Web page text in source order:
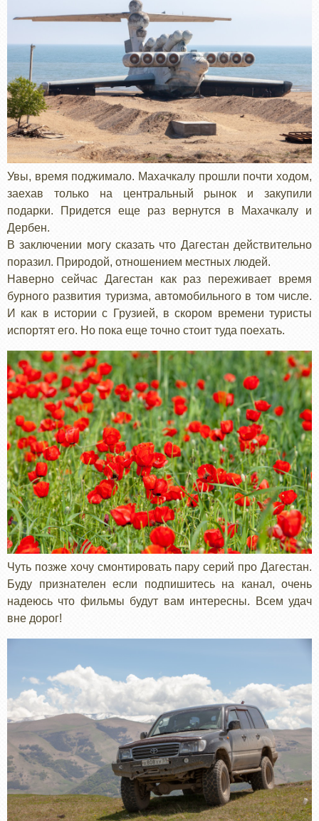
Увы, время поджимало. Махачкалу прошли почти ходом,
заехав только на центральный рынок и закупили
подарки. Придется еще раз вернутся в Махачкалу и
Дербен.
В заключении могу сказать что Дагестан действительно
поразил. Природой, отношением местных людей.
Наверно сейчас Дагестан как раз переживает время
бурного развития туризма, автомобильного в том числе.
И как в истории с Грузией, в скором времени туристы
испортят его. Но пока еще точно стоит туда поехать.
Чуть позже хочу смонтировать пару серий про Дагестан.
Буду признателен если подпишитесь на канал, очень
надеюсь что фильмы будут вам интересны. Всем удач
вне дорог!